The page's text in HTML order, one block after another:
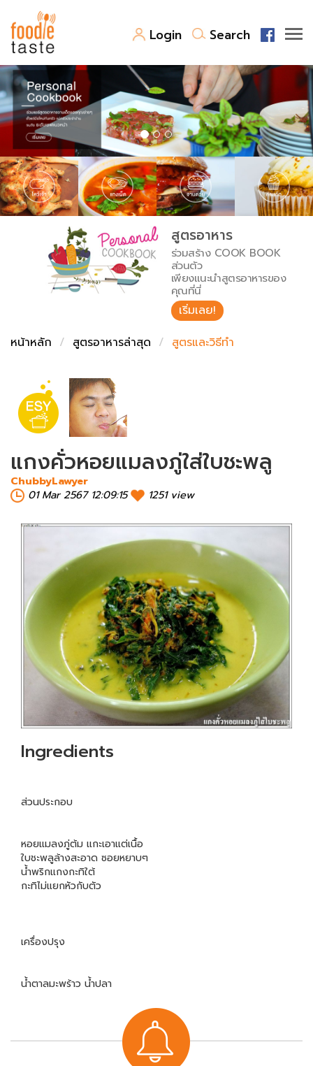
Login Search
สูตรอาหาร
สูตรอาหารล่าสุด
Top Foodie
พาไปชิม
สารพันก้นครัว
เคล็ดลับน่ารู้
เปรียบเทียบหน่วยการตวง
เปรียบเทียบอุณหภูมิ
เปรียบเทียบน้ำหนักวัตถุดิบ
FoodPedia
สร้าง Cookbook
สูตรอาหาร
ร่วมสร้าง COOK BOOK
ส่วนตัว
เพียงแนะนำสูตรอาหารของ
คุณที่นี่
เริ่มเลย!
หน้าหลัก
สูตรอาหารล่าสุด สูตรและวิธีทำ
แกงคั่วหอยแมลงภู่ใส่ใบชะพลู
ChubbyLawyer
01 Mar 2567 12:09:15
1251 view
Ingredients
ส่วนประกอบ
หอยแมลงภู่ต้ม แกะเอาแต่เนื้อ
ใบชะพลูล้างสะอาด ซอยหยาบๆ
น้ำพริกแกงกะทิใต้
กะทิไม่แยกหัวกับตัว
เครื่องปรุง
น้ำตาลมะพร้าว น้ำปลา